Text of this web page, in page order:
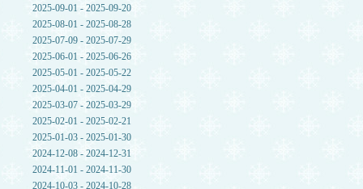
2025-09-01 - 2025-09-20
2025-08-01 - 2025-08-28
2025-07-09 - 2025-07-29
2025-06-01 - 2025-06-26
2025-05-01 - 2025-05-22
2025-04-01 - 2025-04-29
2025-03-07 - 2025-03-29
2025-02-01 - 2025-02-21
2025-01-03 - 2025-01-30
2024-12-08 - 2024-12-31
2024-11-01 - 2024-11-30
2024-10-03 - 2024-10-28